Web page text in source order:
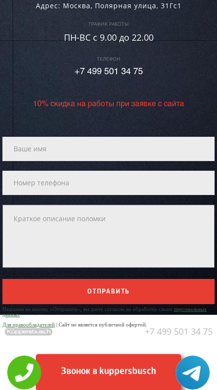
Адрес: Москва, Полярная улица, 31Гс1
ГРАФИК РАБОТЫ
ПН-ВC c 9.00 до 22.00
ТЕЛЕФОН
+7 499 501 34 75
10% скидка на работы при заявке с сайта
ОТПРАВИТЬ
Нажимая на кнопку «Отправить», вы даете согласие на обработку своих персональных
данных
Для правообладателей | Сайт не является публичной офертой.
+7 499 501 34 75
Звонок в kuppersbusch